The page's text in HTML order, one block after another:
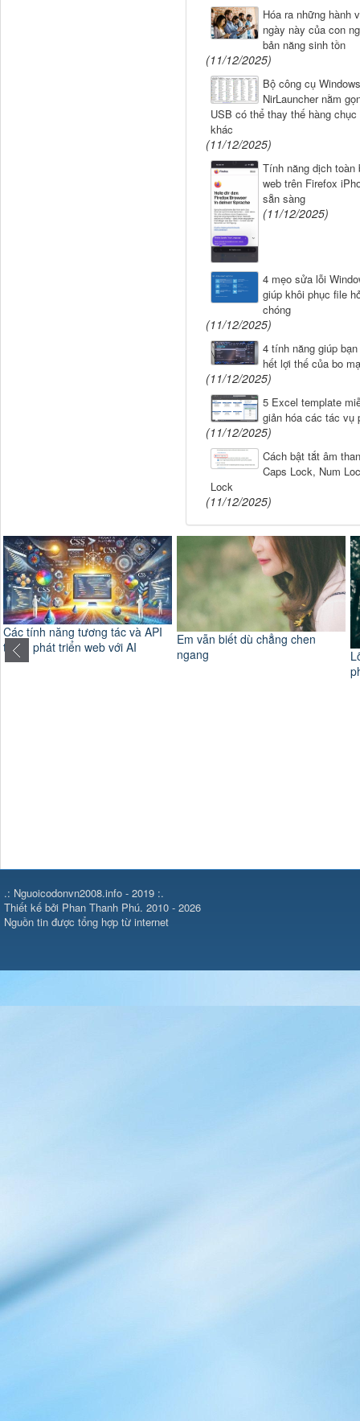
Hóa ra những hành
ngày này của con
bản năng sinh tồn
(11/12/2025)
Bộ công cụ
NirLauncher nằm
USB có thể thay thế hàng chục
khác
(11/12/2025)
Tính năng dịch toàn
web trên Firefox
sẵn sàng
(11/12/2025)
4 mẹo sửa lỗi
giúp khôi phục file
chóng
(11/12/2025)
4 tính năng giúp
hết lợi thế của bo
(11/12/2025)
5 Excel template
giản hóa các tác vụ
(11/12/2025)
Cách bật tắt âm
Caps Lock, Num
Lock
(11/12/2025)
Các tính năng tương tác và API
trong phát triển web với AI
Em vẫn biết dù chẳng chen
ngang
.: Nguoicodonvn2008.info - 2019 :.
Thiết kế bởi Phan Thanh Phú. 2010 - 2026
Nguồn tin được tổng hợp từ internet